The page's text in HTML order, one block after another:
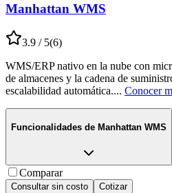
Manhattan WMS
3.9 / 5(6)
WMS/ERP nativo en la nube con
de almacenes y la cadena de
escalabilidad automática.... Conocer
Funcionalidades de Manhattan WMS
Comparar
Consultar sin costo Cotizar